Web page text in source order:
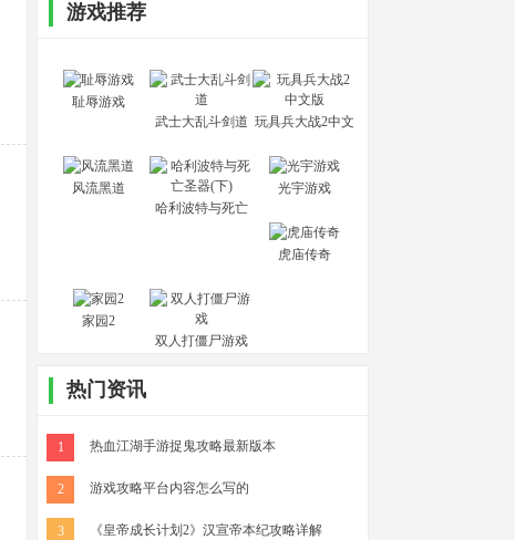
游戏推荐
耻辱游戏
武士大乱斗剑道 玩具兵大战2中文
风流黑道
哈利波特与死亡
光宇游戏
虎庙传奇
家园2
双人打僵尸游戏
热门资讯
1 热血江湖手游捉鬼攻略最新版本
2 游戏攻略平台内容怎么写的
3 《皇帝成长计划2》汉宣帝本纪攻略详解